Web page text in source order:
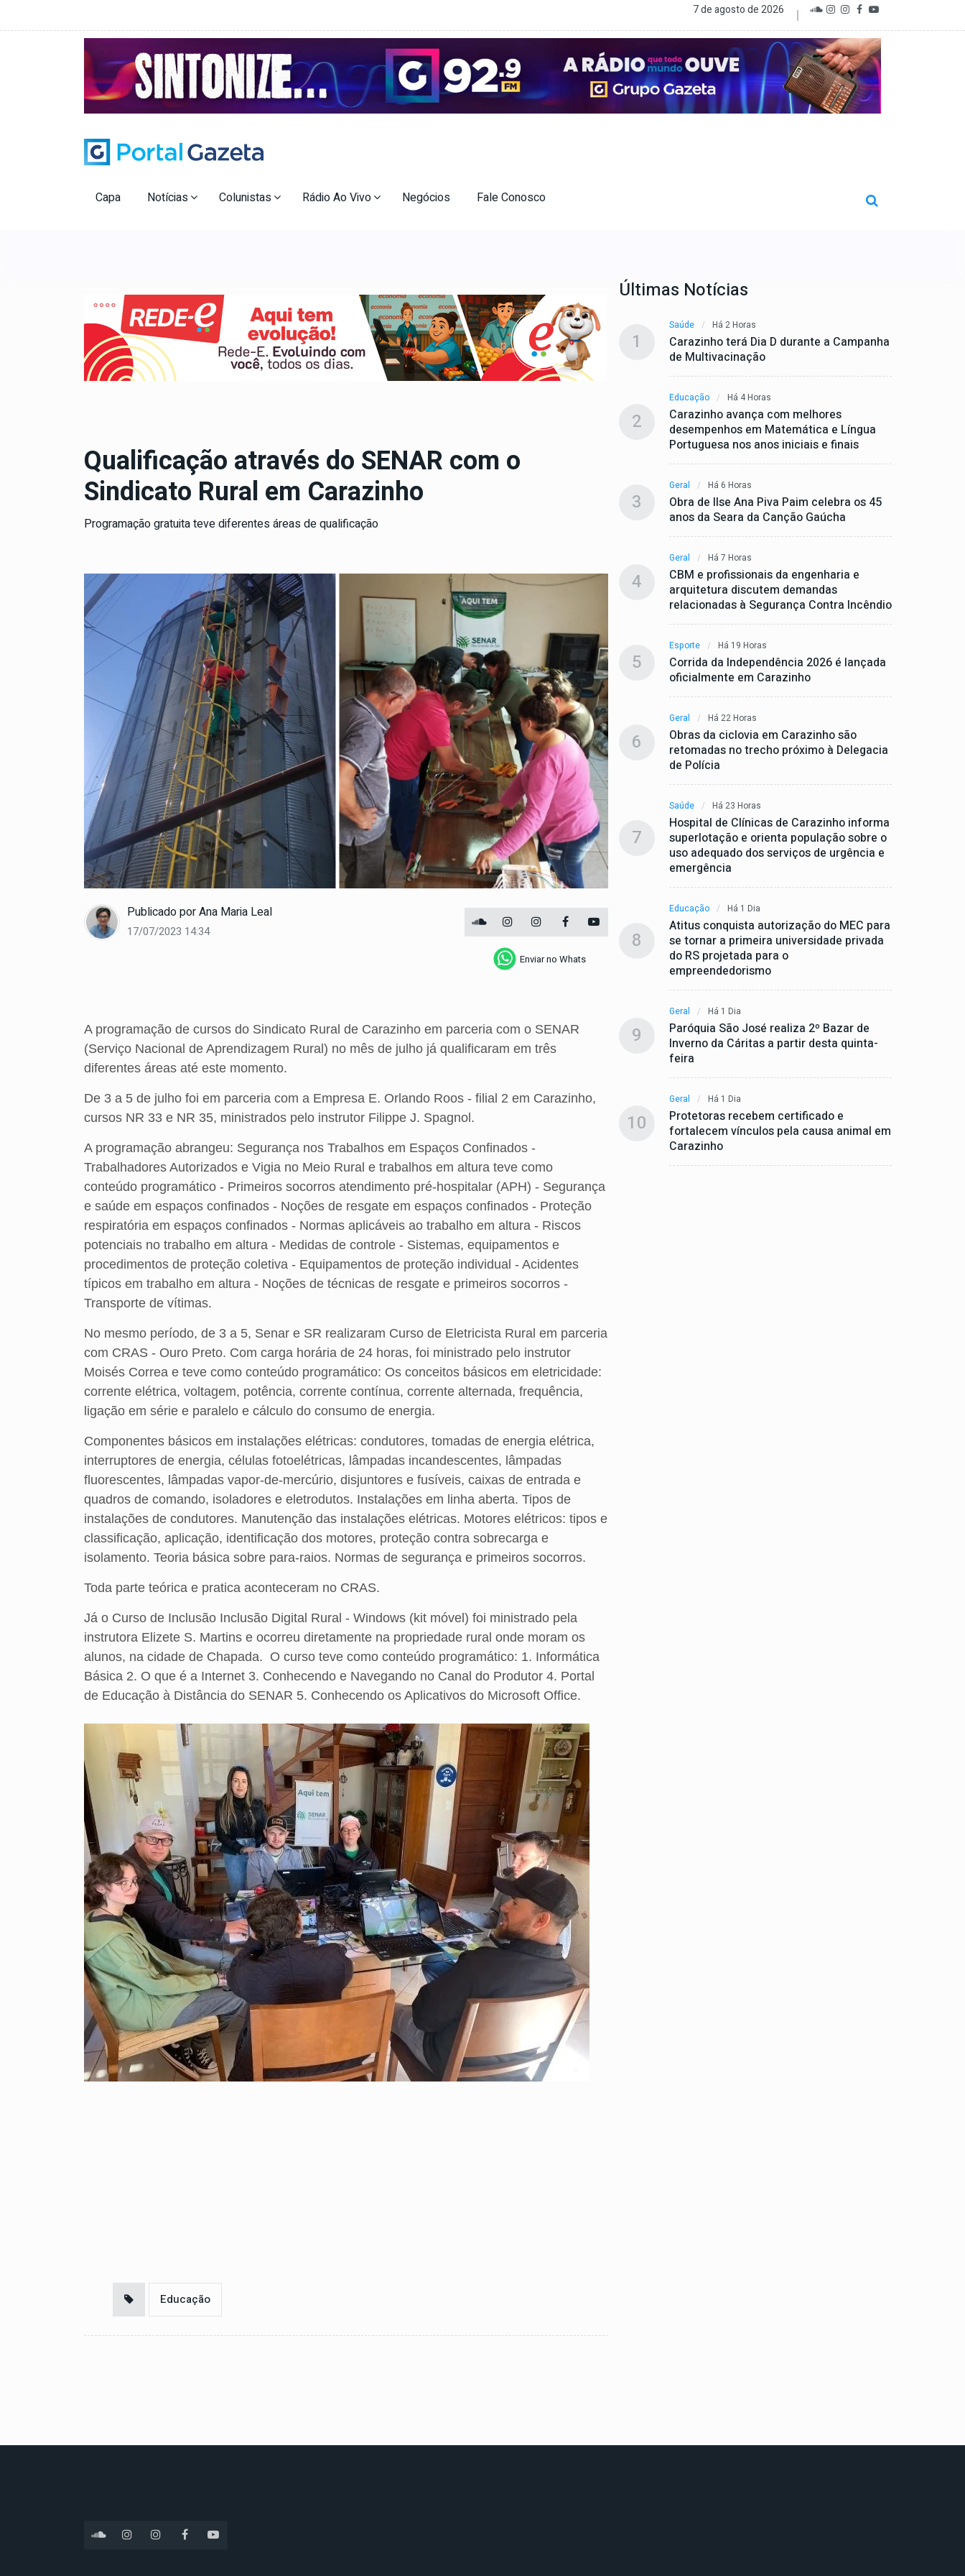
7 de agosto de 2026
Capa Notícias Colunistas Rádio Ao Vivo Negócios Fale Conosco
Qualificação através do SENAR com o
Sindicato Rural em Carazinho
Programação gratuita teve diferentes áreas de qualificação
Publicado porAna Maria Leal
17/07/2023 14:34
Enviar no Whats
A programação de cursos do Sindicato Rural de Carazinho em parceria com o SENAR
(Serviço Nacional de Aprendizagem Rural) no mês de julho já qualificaram em três
diferentes áreas até este momento.
De 3 a 5 de julho foi em parceria com a Empresa E. Orlando Roos - filial 2 em Carazinho,
cursos NR 33 e NR 35, ministrados pelo instrutor Filippe J. Spagnol.
A programação abrangeu: Segurança nos Trabalhos em Espaços Confinados -
Trabalhadores Autorizados e Vigia no Meio Rural e trabalhos em altura teve como
conteúdo programático - Primeiros socorros atendimento pré-hospitalar (APH) - Segurança
e saúde em espaços confinados - Noções de resgate em espaços confinados - Proteção
respiratória em espaços confinados - Normas aplicáveis ao trabalho em altura - Riscos
potenciais no trabalho em altura - Medidas de controle - Sistemas, equipamentos e
procedimentos de proteção coletiva - Equipamentos de proteção individual - Acidentes
típicos em trabalho em altura - Noções de técnicas de resgate e primeiros socorros -
Transporte de vítimas.
No mesmo período, de 3 a 5, Senar e SR realizaram Curso de Eletricista Rural em parceria
com CRAS - Ouro Preto. Com carga horária de 24 horas, foi ministrado pelo instrutor
Moisés Correa e teve como conteúdo programático: Os conceitos básicos em eletricidade:
corrente elétrica, voltagem, potência, corrente contínua, corrente alternada, frequência,
ligação em série e paralelo e cálculo do consumo de energia.
Componentes básicos em instalações elétricas: condutores, tomadas de energia elétrica,
interruptores de energia, células fotoelétricas, lâmpadas incandescentes, lâmpadas
fluorescentes, lâmpadas vapor-de-mercúrio, disjuntores e fusíveis, caixas de entrada e
quadros de comando, isoladores e eletrodutos. Instalações em linha aberta. Tipos de
instalações de condutores. Manutenção das instalações elétricas. Motores elétricos: tipos e
classificação, aplicação, identificação dos motores, proteção contra sobrecarga e
isolamento. Teoria básica sobre para-raios. Normas de segurança e primeiros socorros.
Toda parte teórica e pratica aconteceram no CRAS.
Já o Curso de Inclusão Inclusão Digital Rural - Windows (kit móvel) foi ministrado pela
instrutora Elizete S. Martins e ocorreu diretamente na propriedade rural onde moram os
alunos, na cidade de Chapada. O curso teve como conteúdo programático: 1. Informática
Básica 2. O que é a Internet 3. Conhecendo e Navegando no Canal do Produtor 4. Portal
de Educação à Distância do SENAR 5. Conhecendo os Aplicativos do Microsoft Office.
Educação
Últimas Notícias
1
Saúde Há 2 Horas
Carazinho terá Dia D durante a Campanha
de Multivacinação
2
Educação Há 4 Horas
Carazinho avança com melhores
desempenhos em Matemática e Língua
Portuguesa nos anos iniciais e finais
3
Geral Há 6 Horas
Obra de Ilse Ana Piva Paim celebra os 45
anos da Seara da Canção Gaúcha
4
Geral Há 7 Horas
CBM e profissionais da engenharia e
arquitetura discutem demandas
relacionadas à Segurança Contra Incêndio
5
Esporte Há 19 Horas
Corrida da Independência 2026 é lançada
oficialmente em Carazinho
6
Geral Há 22 Horas
Obras da ciclovia em Carazinho são
retomadas no trecho próximo à Delegacia
de Polícia
7
Saúde Há 23 Horas
Hospital de Clínicas de Carazinho informa
superlotação e orienta população sobre o
uso adequado dos serviços de urgência e
emergência
8
Educação Há 1 Dia
Atitus conquista autorização do MEC para
se tornar a primeira universidade privada
do RS projetada para o
empreendedorismo
9
Geral Há 1 Dia
Paróquia São José realiza 2º Bazar de
Inverno da Cáritas a partir desta quinta-
feira
10
Geral Há 1 Dia
Protetoras recebem certificado e
fortalecem vínculos pela causa animal em
Carazinho